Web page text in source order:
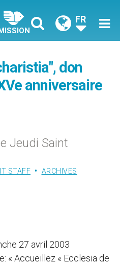
FR
don
anniversaire
Jeudi Saint
STAFF ARCHIVES
27 avril 2003
« Accueillez « Ecclesia de